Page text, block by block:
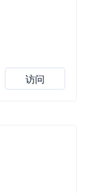
访问